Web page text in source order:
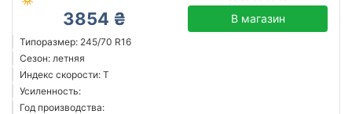
3854 ₴ В магазин
Типоразмер: 245/70 R16
Сезон: летняя
Индекс скорости: T
Усиленность:
Год производства: